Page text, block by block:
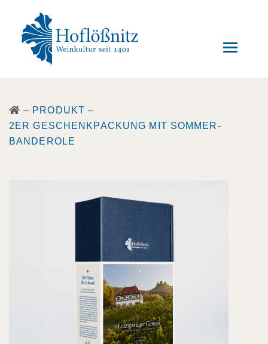
– PRODUKT –
2ER GESCHENKPACKUNG MIT SOMMER-
BANDEROLE